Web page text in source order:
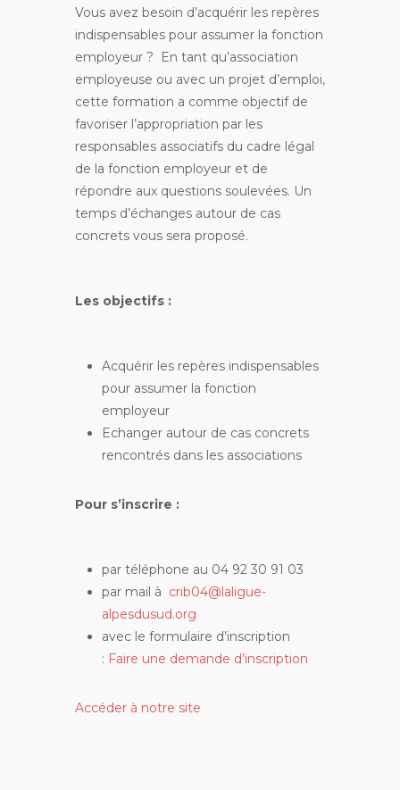
Vous avez besoin d’acquérir les repères
indispensables pour assumer la fonction
employeur ? En tant qu’association
employeuse ou avec un projet d’emploi,
cette formation a comme objectif de
favoriser l’appropriation par les
responsables associatifs du cadre légal
de la fonction employeur et de
répondre aux questions soulevées. Un
temps d’échanges autour de cas
concrets vous sera proposé.
Les objectifs :
Acquérir les repères indispensables
pour assumer la fonction
employeur
Echanger autour de cas concrets
rencontrés dans les associations
Pour s’inscrire :
par téléphone au 04 92 30 91 03
par mail à crib04@laligue-
alpesdusud.org
avec le formulaire d’inscription
: Faire une demande d’inscription
Accéder à notre site